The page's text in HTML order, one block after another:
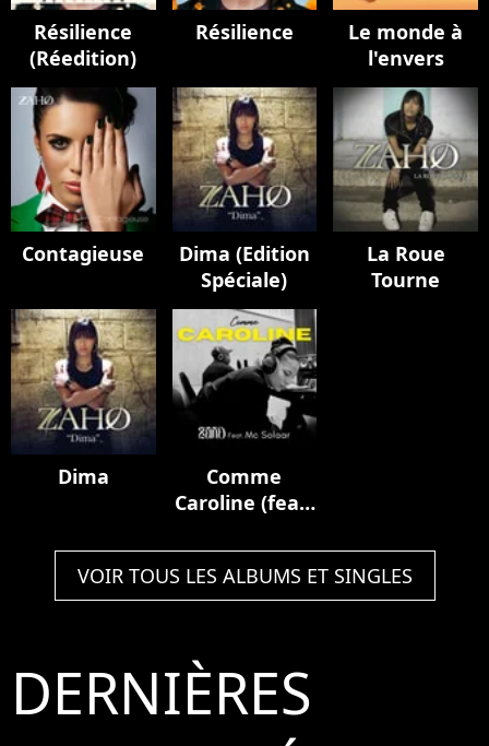
Résilience
(Réedition)
Résilience
Le monde à
l'envers
Contagieuse
Dima (Edition
Spéciale)
La Roue
Tourne
Dima
Comme
Caroline (feat.
VOIR TOUS LES ALBUMS ET SINGLES
DERNIÈRES